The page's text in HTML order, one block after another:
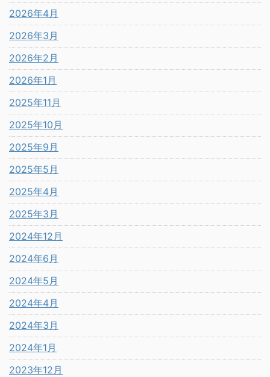
2026年4月
2026年3月
2026年2月
2026年1月
2025年11月
2025年10月
2025年9月
2025年5月
2025年4月
2025年3月
2024年12月
2024年6月
2024年5月
2024年4月
2024年3月
2024年1月
2023年12月